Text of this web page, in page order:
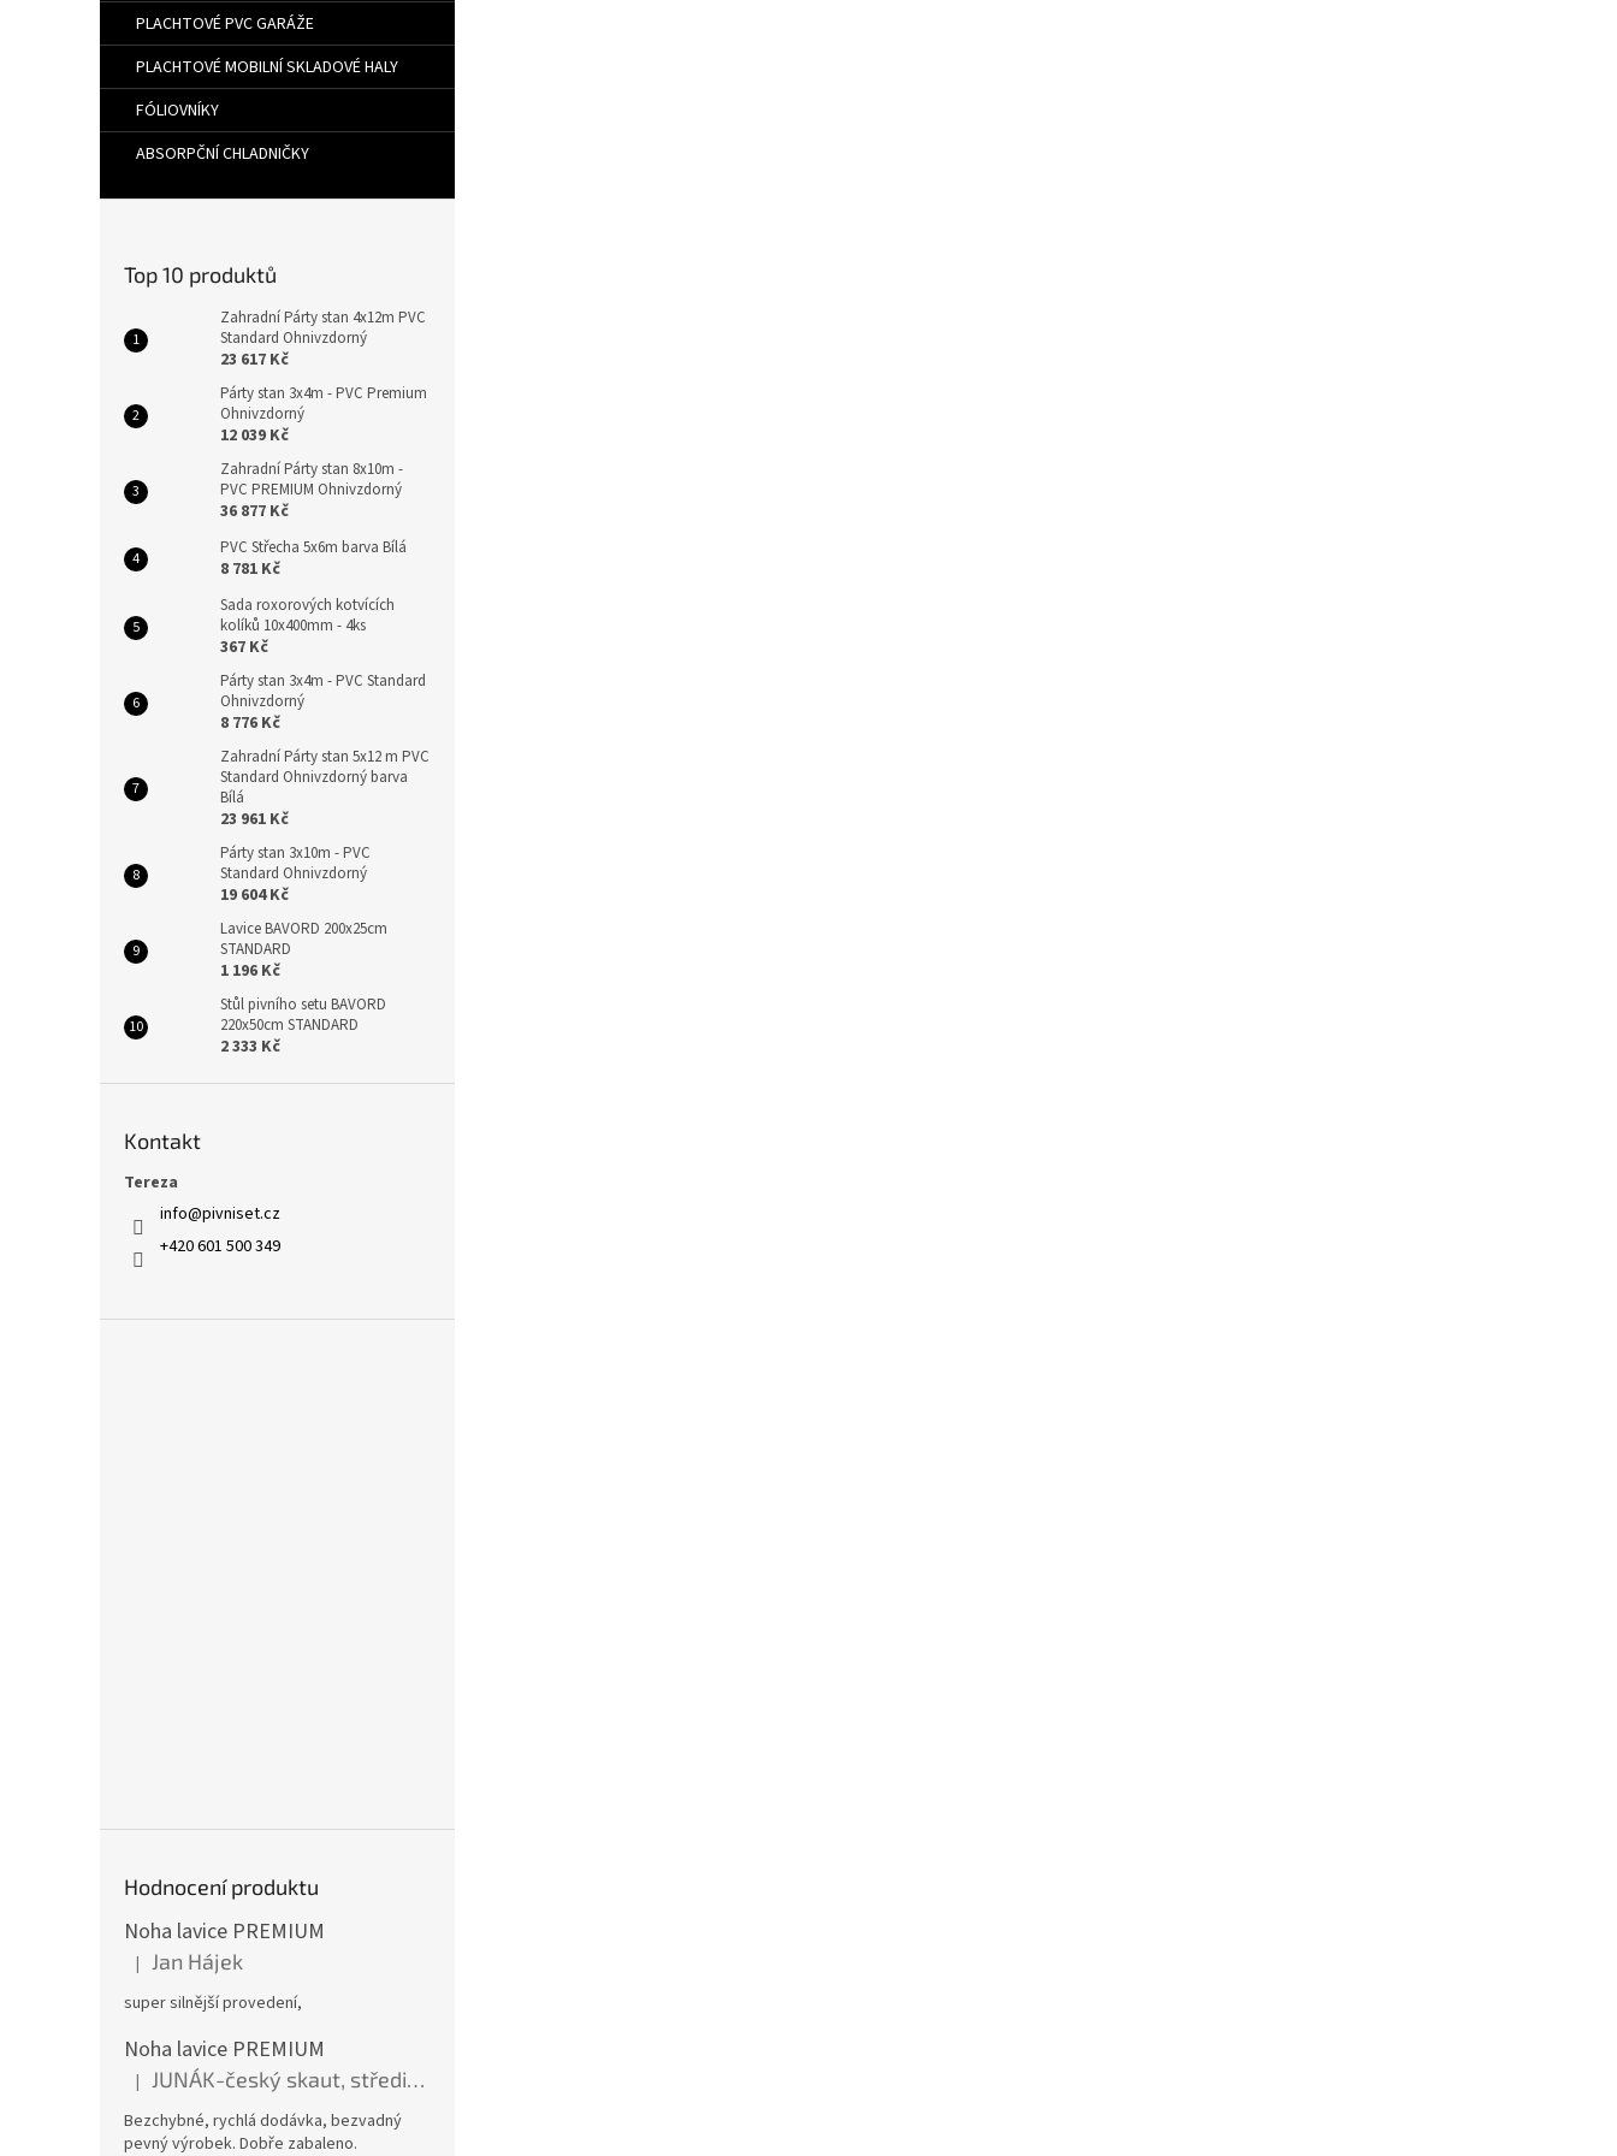
PLACHTOVÉ PVC GARÁŽE
PLACHTOVÉ MOBILNÍ SKLADOVÉ HALY
FÓLIOVNÍKY
ABSORPČNÍ CHLADNIČKY
Top 10 produktů
Zahradní Párty stan 4x12m PVC
Standard Ohnivzdorný
23 617 Kč
Párty stan 3x4m - PVC Premium
Ohnivzdorný
12 039 Kč
Zahradní Párty stan 8x10m -
PVC PREMIUM Ohnivzdorný
36 877 Kč
PVC Střecha 5x6m barva Bílá
8 781 Kč
Sada roxorových kotvících
kolíků 10x400mm - 4ks
367 Kč
Párty stan 3x4m - PVC Standard
Ohnivzdorný
8 776 Kč
Zahradní Párty stan 5x12 m PVC
Standard Ohnivzdorný barva
Bílá
23 961 Kč
Párty stan 3x10m - PVC
Standard Ohnivzdorný
19 604 Kč
Lavice BAVORD 200x25cm
STANDARD
1 196 Kč
Stůl pivního setu BAVORD
220x50cm STANDARD
2 333 Kč
Kontakt
Tereza
info@pivniset.cz
+420 601 500 349
Hodnocení produktu
Noha lavice PREMIUM
Hodnocení produktu je 5 z 5 hvězdiček.
| Jan Hájek
super silnější provedení,
Noha lavice PREMIUM
Hodnocení produktu je 5 z 5 hvězdiček.
| JUNÁK-český skaut, středisko BOBŘI
Bezchybné, rychlá dodávka, bezvadný
pevný výrobek. Dobře zabaleno.